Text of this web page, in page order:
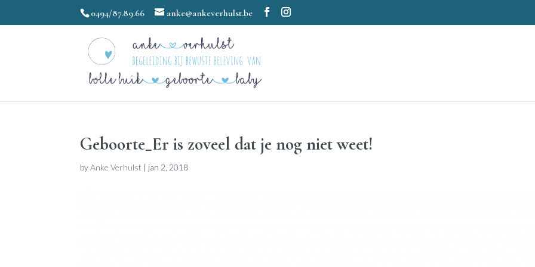
0494/87.89.66 anke@ankeverhulst.be
Geboorte_Er is zoveel dat je nog niet weet!
byAnke Verhulst | jan 2, 2018